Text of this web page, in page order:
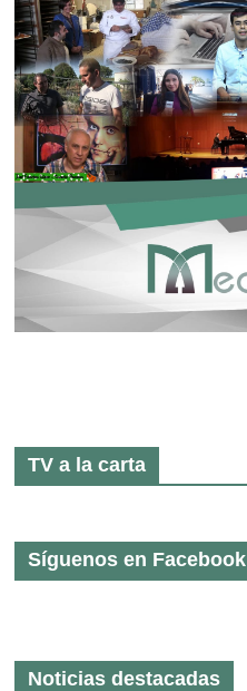
TV a la carta
Síguenos en Facebook
Noticias destacadas